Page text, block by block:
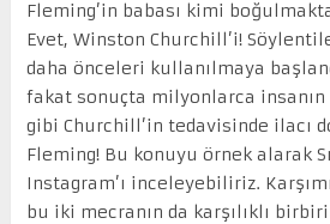
Fleming’in babası kimi
Evet, Winston Churchill’i!
daha önceleri kullanılmaya
fakat sonuçta milyonlarca
gibi Churchill’in tedavisinde ilacı
Fleming! Bu konuyu örnek alarak
Instagram’ı inceleyebiliriz.
bu iki mecranın da karşılıklı